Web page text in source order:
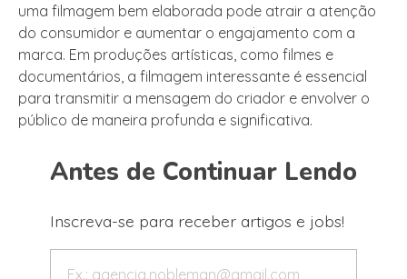
uma filmagem bem elaborada pode atrair a atenção
do consumidor e aumentar o engajamento com a
marca. Em produções artísticas, como filmes e
documentários, a filmagem interessante é essencial
para transmitir a mensagem do criador e envolver o
público de maneira profunda e significativa.
Antes de Continuar Lendo
Inscreva-se para receber artigos e jobs!